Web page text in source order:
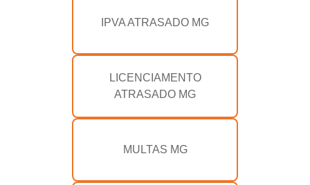
IPVA ATRASADO MG
LICENCIAMENTO
ATRASADO MG
MULTAS MG